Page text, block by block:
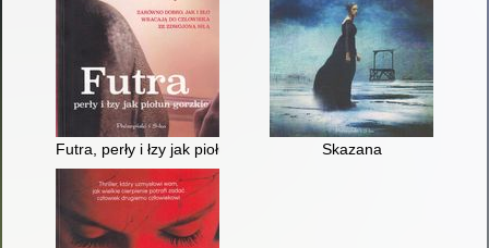
Futra, perły i łzy jak piołun gorzkie Skazana